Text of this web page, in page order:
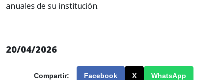
anuales de su institución.
20/04/2026
Compartir: Facebook X WhatsApp